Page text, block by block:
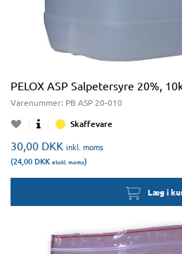
PELOX ASP Salpetersyre 20%,
Varenummer: PB ASP 20-010
Skaffevare
30,00 DKK inkl. moms
(24,00 DKK ekskl. moms)
Læg i